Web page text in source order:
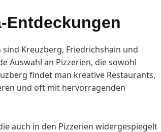
Entdeckungen
Kreuzberg, Friedrichshain und
Auswahl an Pizzerien, die sowohl
findet man kreative Restaurants,
und oft mit hervorragenden
auch in den Pizzerien widergespiegelt